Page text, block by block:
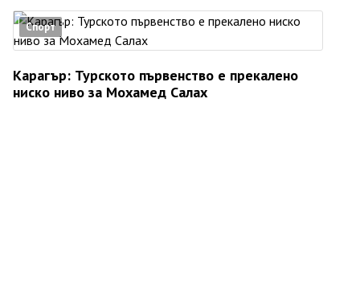
Спорт
Карагър: Турското първенство е прекалено
ниско ниво за Мохамед Салах